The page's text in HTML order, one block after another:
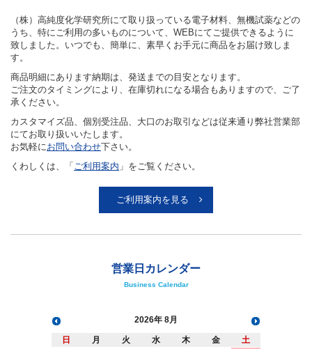
（株）高純度化学研究所にて取り扱っている電子材料、無機試薬などの
うち、特にご利用の多いものについて、WEBにてご提供できるように
致しました。いつでも、簡単に、素早くお手元に商品をお届け致しま
す。
商品明細にあります納期は、発送までの目安となります。
ご注文のタイミングにより、在庫切れになる場合もありますので、ご了
承ください。
カスタマイズ品、個別受注品、大口のお取引などは従来通り弊社営業部
にてお取り扱いいたします。
お気軽にお問い合わせ下さい。
くわしくは、「 ご利用案内 」をご覧ください。
ご利用案内を見る
営業日カレンダー
Business Calendar
2026 8月
日 月 火 水 木 金 土